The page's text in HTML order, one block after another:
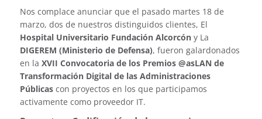
Nos complace anunciar que el pasado martes 18 de
marzo, dos de nuestros distinguidos clientes, El
Hospital Universitario Fundación Alcorcóny La
DIGEREM (Ministerio de Defensa), fueron galardonados
en la XVII Convocatoria de los Premios @asLAN de
Transformación Digital de las Administraciones
Públicascon proyectos en los que participamos
activamente como proveedor IT.